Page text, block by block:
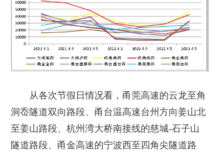
从各次节假日情况看，甬莞高速的云龙至角
洞岙隧道双向路段、甬台温高速台州方向姜山北
至姜山路段、杭州湾大桥南接线的慈城-石子山
隧道路段、甬金高速的宁波西至四角尖隧道路